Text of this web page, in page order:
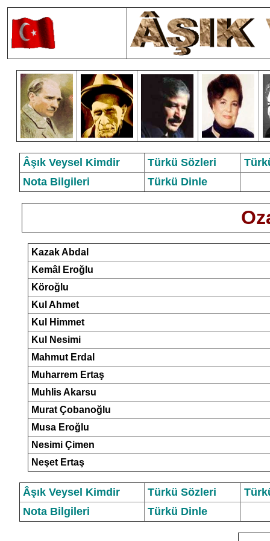
Âşık Veysel Kimdir Türkü Sözleri
Nota Bilgileri
Türkü Dinle
Kazak Abdal
Kemâl Eroğlu
Köroğlu
Kul Ahmet
Kul Himmet
Kul Nesimi
Mahmut Erdal
Muharrem Ertaş
Muhlis Akarsu
Murat Çobanoğlu
Musa Eroğlu
Nesimi Çimen
Neşet Ertaş
Âşık Veysel Kimdir Türkü Sözleri
Nota Bilgileri
Türkü Dinle